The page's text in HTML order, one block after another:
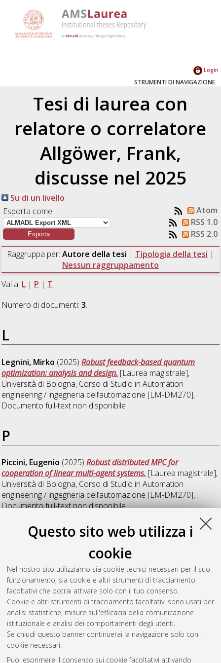
Questo sito web utilizza i
cookie
Nel nostro sito utilizziamo sia cookie tecnici necessari per il suo
funzionamento, sia cookie e altri strumenti di tracciamento
facoltativi che potrai attivare solo con il tuo consenso.
Cookie e altri strumenti di tracciamento facoltativi sono usati per
analisi statistiche, misure sull'efficacia della comunicazione
istituzionale e analisi dei comportamenti degli utenti.
Se chiudi questo banner continuerai la navigazione solo con i
cookie necessari.
Puoi esprimere il consenso sui cookie facoltativi attivando
Login
STRUMENTI DI NAVIGAZIONE
Tesi di laurea con
relatore o correlatore
Allgöwer, Frank,
discusse nel 2025
Su di un livello
Esporta come
Atom
RSS 1.0
RSS 2.0
Raggruppa per: Autore della tesi | Tipologia della tesi |
Nessun raggruppamento
Vai a: L | P | T
Numero di documenti:3.
L
Legnini, Mirko (2025)Robust feedback-based quantum
optimization: analysis and design. [Laurea magistrale],
Università di Bologna, Corso di Studio inAutomation
engineering / ingegneria dell’automazione [LM-DM270],
Documento full-text non disponibile
P
Piccini, Eugenio (2025)Robust distributed MPC for
cooperation of linear multi-agent systems. [Laurea magistrale],
Università di Bologna, Corso di Studio inAutomation
engineering / ingegneria dell’automazione [LM-DM270],
Documento full-text non disponibile
methods via integral quadratic constraints. [Laurea
magistrale], Università di Bologna, Corso di Studio in
Automation engineering / ingegneria dell’automazione [LM-
DM270] , Documento full-text non disponibile
Questa lista e' stata generata ilFri Aug 7 10:45:47 2026 CEST
Atom